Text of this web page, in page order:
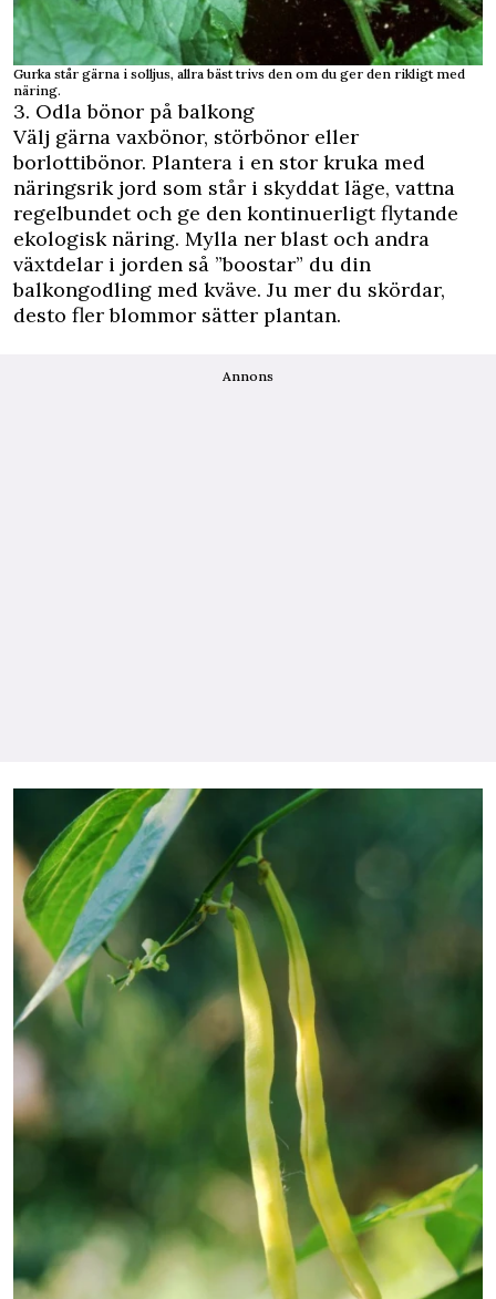
Gurka står gärna i solljus, allra bäst trivs den om du ger den rikligt med
näring.
3. Odla bönor på balkong
Välj gärna vaxbönor, störbönor eller
borlottibönor. Plantera i en stor kruka med
näringsrik jord som står i skyddat läge, vattna
regelbundet och ge den kontinuerligt flytande
ekologisk näring. Mylla ner blast och andra
växtdelar i jorden så ”boostar” du din
balkongodling med kväve. Ju mer du skördar,
desto fler blommor sätter plantan.
Annons